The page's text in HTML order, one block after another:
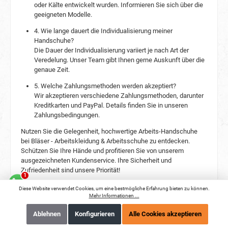
oder Kälte entwickelt wurden. Informieren Sie sich über die
geeigneten Modelle.
4. Wie lange dauert die Individualisierung meiner
Handschuhe?
Die Dauer der Individualisierung variiert je nach Art der
Veredelung. Unser Team gibt Ihnen gerne Auskunft über die
genaue Zeit.
5. Welche Zahlungsmethoden werden akzeptiert?
Wir akzeptieren verschiedene Zahlungsmethoden, darunter
Kreditkarten und PayPal. Details finden Sie in unseren
Zahlungsbedingungen.
Nutzen Sie die Gelegenheit, hochwertige Arbeits-Handschuhe
bei Bläser - Arbeitskleidung & Arbeitsschuhe zu entdecken.
Schützen Sie Ihre Hände und profitieren Sie von unserem
ausgezeichneten Kundenservice. Ihre Sicherheit und
Zufriedenheit sind unsere Priorität!
Kontaktieren Sie uns noch heute und finden Sie die perfekten
Handschuhe für Ihren Bedarf!
Diese Website verwendet Cookies, um eine bestmögliche Erfahrung bieten zu können.
Mehr Informationen ...
Ablehnen Konfigurieren Alle Cookies akzeptieren